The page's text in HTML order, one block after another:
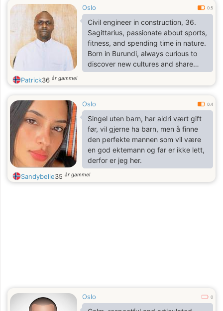
Oslo 0.5
Civil engineer in construction, 36.
Sagittarius, passionate about sports,
fitness, and spending time in nature.
Born in Burundi, always curious to
discover new cultures and share
good vibes.
Patrick36 år gammel
Oslo 0.4
Singel uten barn, har aldri vært gift
før, vil gjerne ha barn, men å finne
den perfekte mannen som vil være
en god ektemann og far er ikke lett,
derfor er jeg her.
Sandybelle35 år gammel
Oslo 0